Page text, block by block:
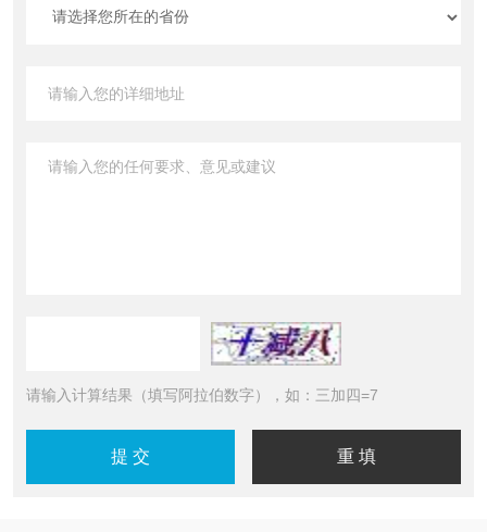
请输入计算结果（填写阿拉伯数字），如：三加四=7